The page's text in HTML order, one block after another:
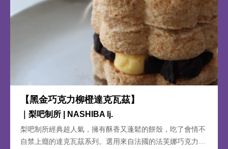
【黑金巧克力柳橙達克瓦茲】
｜梨吧制所 | NASHIBA lj.
梨吧制所經典超人氣，擁有酥香又蓬鬆的餅殼，吃了會情不
自禁上癮的達克瓦茲系列。選用來自法國的法芙娜巧克力製